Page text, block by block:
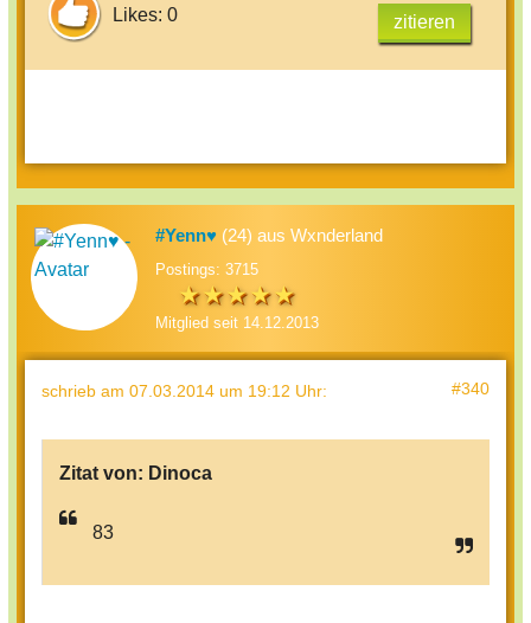
Likes: 0 zitieren
#Yenn♥ (24) aus Wxnderland
Postings: 3715
Mitglied seit 14.12.2013
schrieb am 07.03.2014 um 19:12 Uhr: #340
Zitat von: Dinoca
83